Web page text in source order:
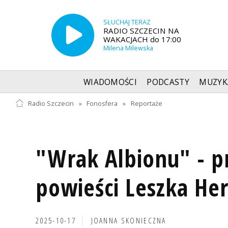
SŁUCHAJ TERAZ
RADIO SZCZECIN NA
WAKACJACH do 17:00
Milena Milewska
WIADOMOŚCI PODCASTY
Radio Szczecin » Fonosfera » Reportaże
"Wrak Albionu" -
powieści Leszka
2025-10-17 JOANNA SKONIECZNA